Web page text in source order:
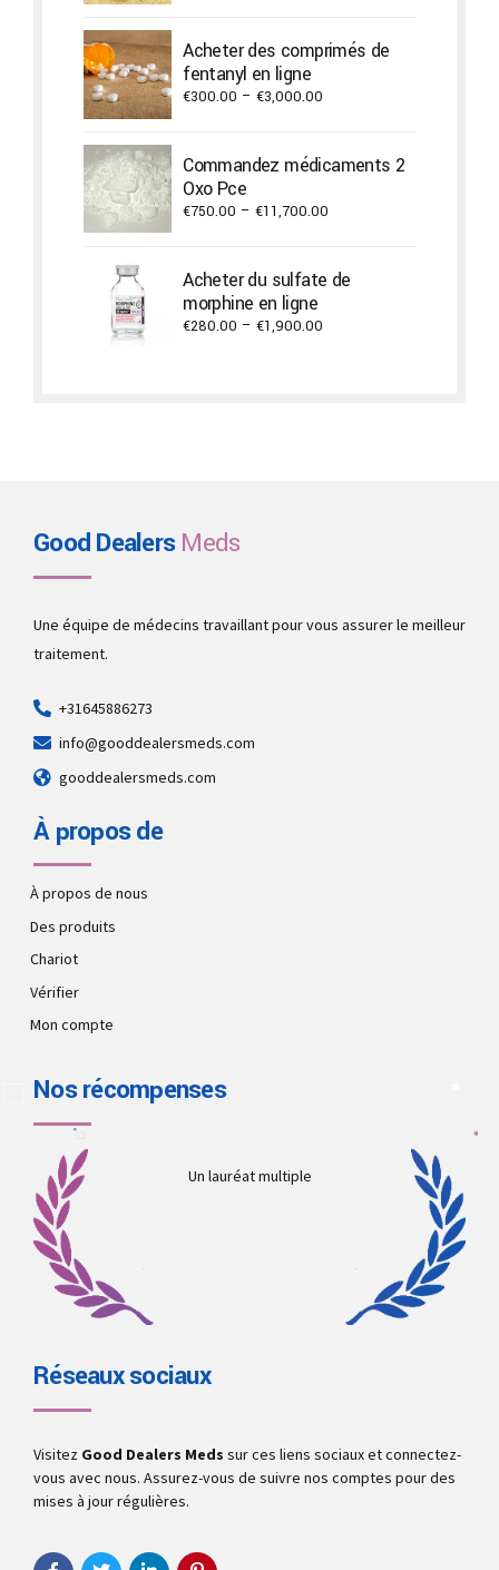
Acheter des comprimés de
fentanyl en ligne
€300.00 – €3,000.00
through
Commandez médicaments 2
Oxo Pce
€750.00 – €11,700.00
through
Acheter du sulfate de
morphine en ligne
€280.00 – €1,900.00
Good DealersMeds
Une équipe de médecins travaillant pour vous assurer le meilleur
traitement.
+31645886273
info@gooddealersmeds.com
gooddealersmeds.com
À propos de
À propos de nous
Des produits
Chariot
Vérifier
Mon compte
Nos récompenses
Un lauréat multiple
Réseaux sociaux
Visitez Good Dealers Meds sur ces liens sociaux et connectez-
vous avec nous. Assurez-vous de suivre nos comptes pour des
mises à jour régulières.